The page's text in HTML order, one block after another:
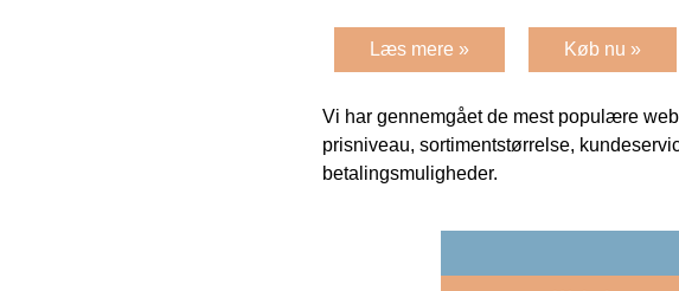
Læs mere » Køb nu »
Vi har gennemgået de mest populære
prisniveau, sortimentstørrelse,
betalingsmuligheder.